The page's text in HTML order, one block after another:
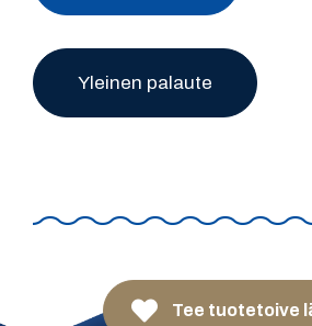
Tee tuotetoive
Yleinen palaute